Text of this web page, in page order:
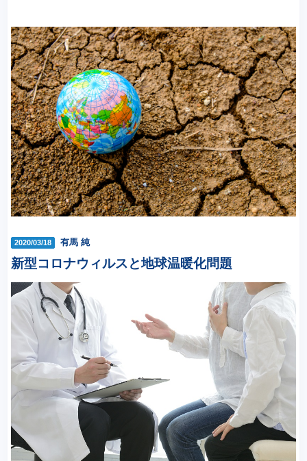
2020/03/18 有馬 純
新型コロナウィルスと地球温暖化問題